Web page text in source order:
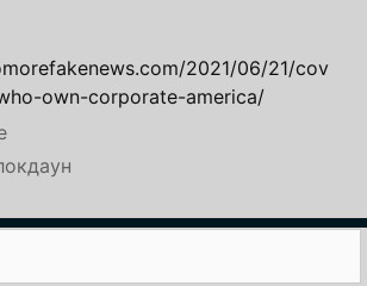
2021/06/21/cov
own-corporate-america/